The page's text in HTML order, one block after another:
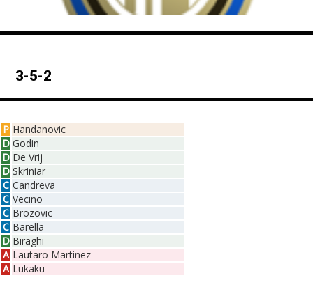
3-5-2
P Handanovic
D Godin
D De Vrij
D Skriniar
C Candreva
C Vecino
C Brozovic
C Barella
D Biraghi
A Lautaro Martinez
A Lukaku